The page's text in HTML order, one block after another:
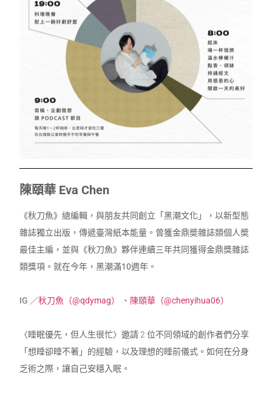
陳頤華 Eva Chen
《秋刀魚》總編輯，與朋友共同創立「黑潮文化」，以新型態
雜誌獨立出版，傳遞臺灣紙本能量。曾獲金鼎奬雜誌類個人奬
最佳主編，並與《秋刀魚》夥伴連續三年共同獲得金鼎獎雜誌
類獎項。就在今年，黑潮滿10週年。
IG ／秋刀魚（@qdymag） 、 陳頤華（@chenyihua06）
〈睡眠優先，但人生很忙〉邀請2位不同領域的創作者們分享
「想睡卻睡不著」的經驗，以及理想的睡前儀式。如何在分身
乏術之際，讓自己安穩入眠。